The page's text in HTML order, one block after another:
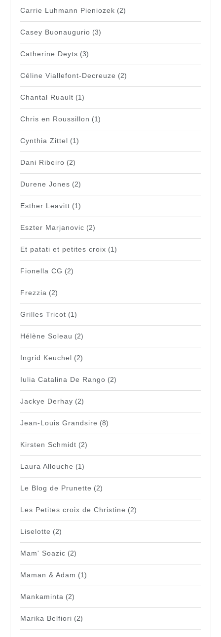
Carrie Luhmann Pieniozek (2)
Casey Buonaugurio (3)
Catherine Deyts (3)
Céline Viallefont-Decreuze (2)
Chantal Ruault (1)
Chris en Roussillon (1)
Cynthia Zittel (1)
Dani Ribeiro (2)
Durene Jones (2)
Esther Leavitt (1)
Eszter Marjanovic (2)
Et patati et petites croix (1)
Fionella CG (2)
Frezzia (2)
Grilles Tricot (1)
Hélène Soleau (2)
Ingrid Keuchel (2)
Iulia Catalina De Rango (2)
Jackye Derhay (2)
Jean-Louis Grandsire (8)
Kirsten Schmidt (2)
Laura Allouche (1)
Le Blog de Prunette (2)
Les Petites croix de Christine (2)
Liselotte (2)
Mam' Soazic (2)
Maman & Adam (1)
Mankaminta (2)
Marika Belfiori (2)